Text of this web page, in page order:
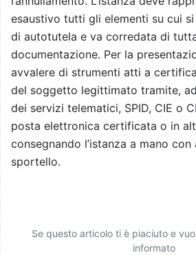
esaustivo tutti gli elementi su cui
di autotutela e va corredata di
documentazione. Per la
avvalere di strumenti atti a
del soggetto legittimato tramite,
dei servizi telematici, SPID, CIE o
posta elettronica certificata o in
consegnando l’istanza a mano
sportello.
Se questo articolo ti è piaciuto e
informato